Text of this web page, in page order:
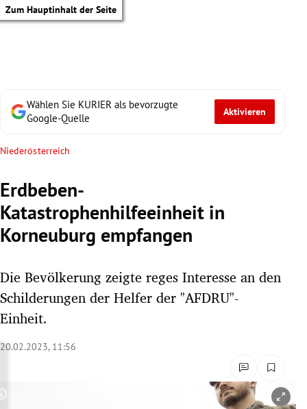
Zum Hauptinhalt der Seite
Untermenü
Untermenü
Untermenü
Wählen Sie KURIER als bevorzugte
Google-Quelle
Aktivieren
Niederösterreich
Erdbeben-
Katastrophenhilfeeinheit in
Korneuburg empfangen
Die Bevölkerung zeigte reges Interesse an den
Schilderungen der Helfer der "AFDRU"-
Einheit.
20.02.2023, 11:56
Copyright-Hinweis öffnen/schließen